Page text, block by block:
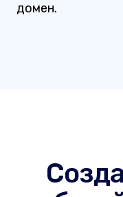
домен.